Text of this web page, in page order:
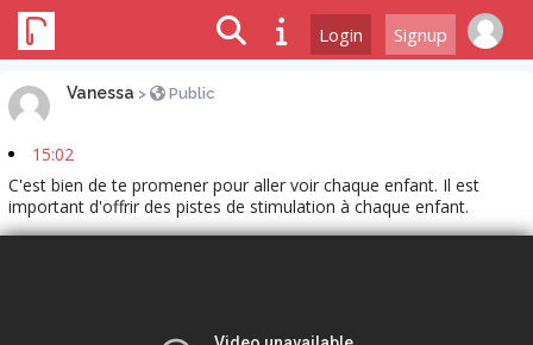
Login Signup
Vanessa > Public
15:02
C'est bien de te promener pour aller voir chaque enfant. Il est
important d'offrir des pistes de stimulation à chaque enfant.